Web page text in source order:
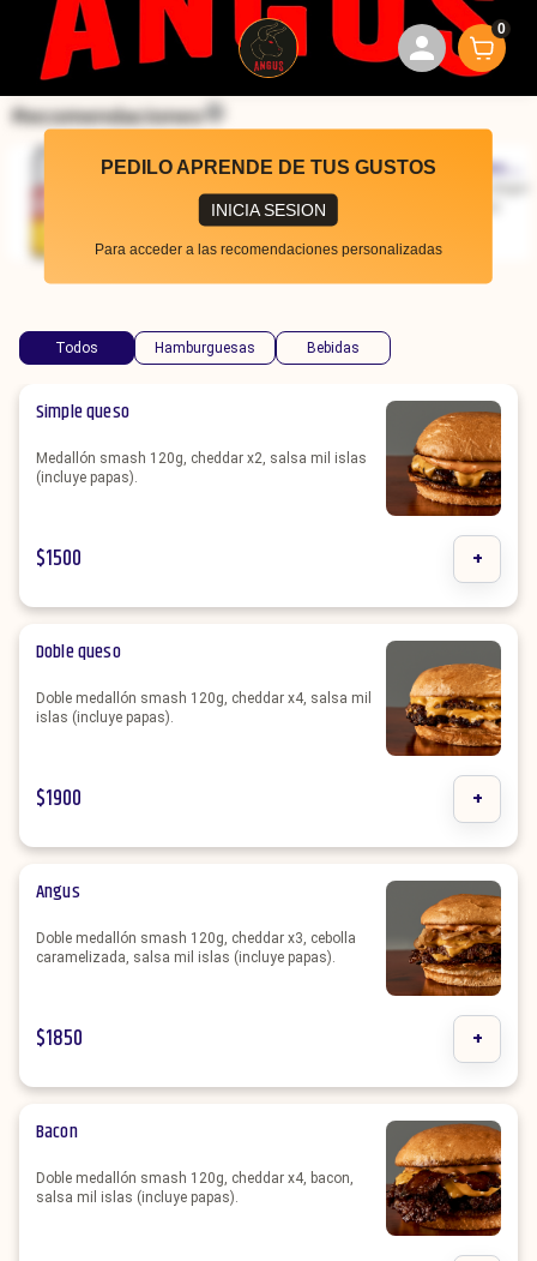
0
PEDILO APRENDE DE TUS GUSTOS
INICIA SESION
Para acceder a las recomendaciones personalizadas
Recomendaciones
Cerveza Brahma
Lata 473 Ml.
Cerveza Andes
500
Todos Hamburguesas Bebidas
Simple queso
Medallón smash 120g, cheddar x2, salsa mil islas
(incluye papas).
$1500 +
Doble queso
Doble medallón smash 120g, cheddar x4, salsa mil
islas (incluye papas).
$1900 +
Angus
Doble medallón smash 120g, cheddar x3, cebolla
caramelizada, salsa mil islas (incluye papas).
$1850 +
Bacon
Doble medallón smash 120g, cheddar x4, bacon,
salsa mil islas (incluye papas).